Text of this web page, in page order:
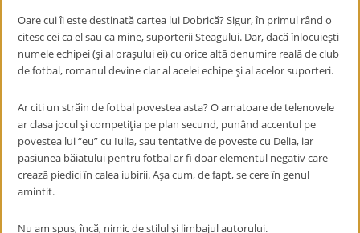
Oare cui îi este destinatӑ cartea lui Dobricӑ? Sigur, în primul rând o
citesc cei ca el sau ca mine, suporterii Steagului. Dar, dacӑ înlocuieşti
numele echipei (şi al oraşului ei) cu orice altӑ denumire realӑ de club
de fotbal, romanul devine clar al acelei echipe şi al acelor suporteri.
Ar citi un strӑin de fotbal povestea asta? O amatoare de telenovele
ar clasa jocul şi competiţia pe plan secund, punând accentul pe
povestea lui “eu” cu Iulia, sau tentative de poveste cu Delia, iar
pasiunea bӑiatului pentru fotbal ar fi doar elementul negativ care
creazӑ piedici în calea iubirii. Aşa cum, de fapt, se cere în genul
amintit.
Nu am spus, încӑ, nimic de stilul şi limbajul autorului.